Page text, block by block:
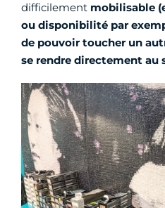
difficilement mobilisable
ou disponibilité par
de pouvoir toucher un
se rendre directement au